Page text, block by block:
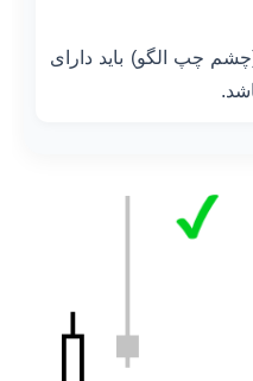
چپ الگو) باید دارای